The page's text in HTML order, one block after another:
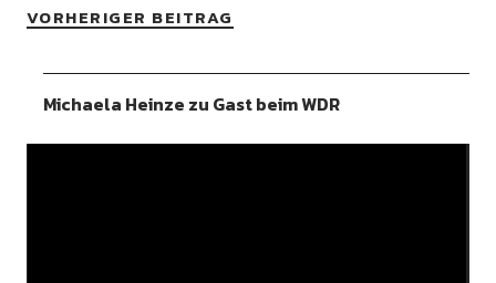
VORHERIGER BEITRAG
Michaela Heinze zu Gast beim WDR